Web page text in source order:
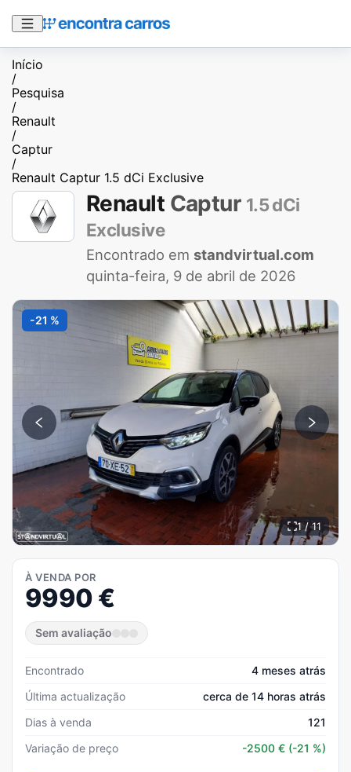
Início
/
Pesquisa
/
Renault
/
Captur
/
Renault Captur 1.5 dCi Exclusive
Renault Captur 1.5 dCi
Exclusive
Encontrado em standvirtual.com
quinta-feira, 9 de abril de 2026
-21 %
1 / 11
À VENDA POR
9990 €
Sem avaliação
Encontrado
4 meses atrás
Última actualização
cerca de 14 horas atrás
Dias à venda
121
Variação de preço
-2500 € (-21 %)